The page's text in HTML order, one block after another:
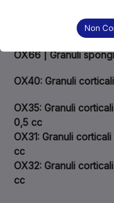
OX36 | Granuli
OX50 | Granuli
OX66 | Granuli
OX40: Granuli
OX35: Granuli
0,5 cc
OX31: Granuli
cc
OX32: Granuli
cc
Non